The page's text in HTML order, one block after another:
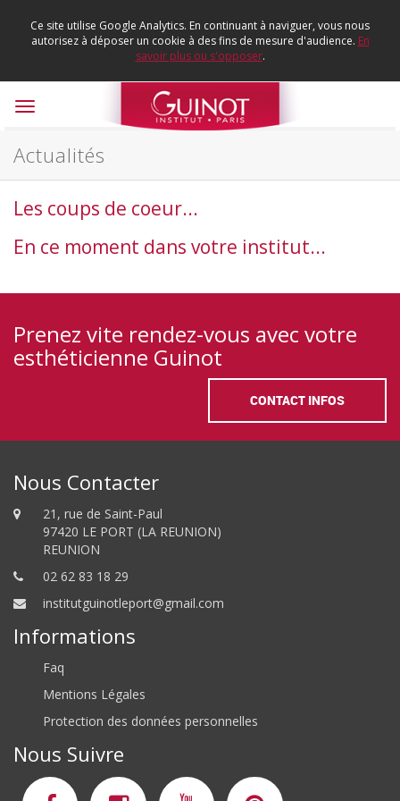
Ce site utilise Google Analytics. En continuant à naviguer, vous nous
autorisez à déposer un cookie à des fins de mesure d'audience. En
savoir plus ou s'opposer.
Toggle
Actualités
Les coups de coeur...
En ce moment dans votre institut...
Prenez vite rendez-vous avec votre
esthéticienne Guinot
CONTACT INFOS
Nous Contacter
21, rue de Saint-Paul
97420 LE PORT (LA REUNION)
REUNION
02 62 83 18 29
institutguinotleport@gmail.com
Informations
Faq
Mentions Légales
Protection des données personnelles
Nous Suivre